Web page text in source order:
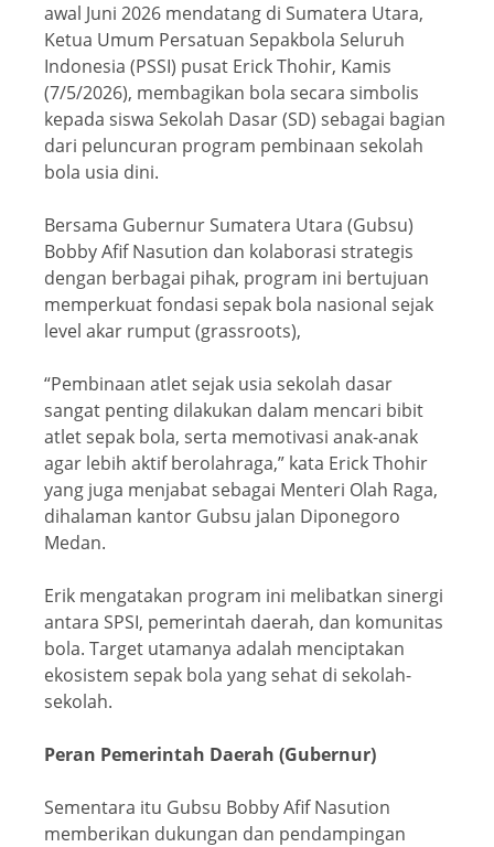
awal Juni 2026 mendatang di Sumatera Utara,
Ketua Umum Persatuan Sepakbola Seluruh
Indonesia (PSSI) pusat Erick Thohir, Kamis
(7/5/2026), membagikan bola secara simbolis
kepada siswa Sekolah Dasar (SD) sebagai bagian
dari peluncuran program pembinaan sekolah
bola usia dini.
Bersama Gubernur Sumatera Utara (Gubsu)
Bobby Afif Nasution dan kolaborasi strategis
dengan berbagai pihak, program ini bertujuan
memperkuat fondasi sepak bola nasional sejak
level akar rumput (grassroots),
“Pembinaan atlet sejak usia sekolah dasar
sangat penting dilakukan dalam mencari bibit
atlet sepak bola, serta memotivasi anak-anak
agar lebih aktif berolahraga,” kata Erick Thohir
yang juga menjabat sebagai Menteri Olah Raga,
dihalaman kantor Gubsu jalan Diponegoro
Medan.
Erik mengatakan program ini melibatkan sinergi
antara SPSI, pemerintah daerah, dan komunitas
bola. Target utamanya adalah menciptakan
ekosistem sepak bola yang sehat di sekolah-
sekolah.
Peran Pemerintah Daerah (Gubernur)
Sementara itu Gubsu Bobby Afif Nasution
memberikan dukungan dan pendampingan